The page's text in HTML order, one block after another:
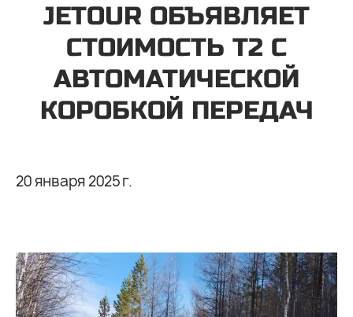
JETOUR ОБЪЯВЛЯЕТ
СТОИМОСТЬ T2 С
АВТОМАТИЧЕСКОЙ
КОРОБКОЙ ПЕРЕДАЧ
20 января 2025 г.